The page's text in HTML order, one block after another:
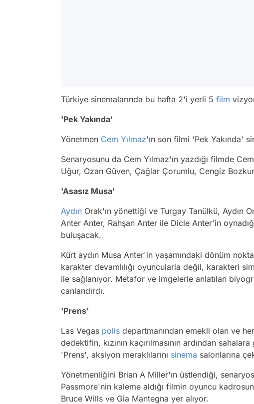
Türkiye sinemalarında bu hafta 2'i yerli 5 film
'Pek Yakında'
Yönetmen Cem Yılmaz'ın son filmi 'Pek Yakında'
Senaryosunu da Cem Yılmaz'ın yazdığı filmde
Uğur, Ozan Güven, Çağlar Çorumlu, Cengiz
'Asasız Musa'
Aydın Orak'ın yönettiği ve Turgay Tanülkü, Aydın
Anter Anter, Rahşan Anter ile Dicle Anter'in
buluşacak.
Kürt aydın Musa Anter'in yaşamındaki dönüm
karakter devamlılığı oyuncularla değil, karakteri
ile sağlanıyor. Metafor ve imgelerle anlatılan
canlandırdı.
'Prens'
Las Vegas polis departmanından emekli olan ve
dedektifin, kızının kaçırılmasının ardından
'Prens', aksiyon meraklılarını sinema salonlarına
Yönetmenliğini Brian A Miller'ın üstlendiği,
Passmore'nin kaleme aldığı filmin oyuncu
Bruce Wills ve Gia Mantegna yer alıyor.